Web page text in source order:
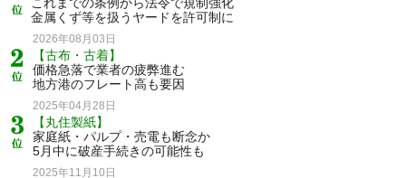
金属くず等を扱うヤードを許可制に
2026年08月03日
【古布・古着】
価格急落で業者の疲弊進む
地方港のフレート高も要因
2025年04月28日
【丸住製紙】
家庭紙・パルプ・売電も断念か
5月中に破産手続きの可能性も
2025年11月10日